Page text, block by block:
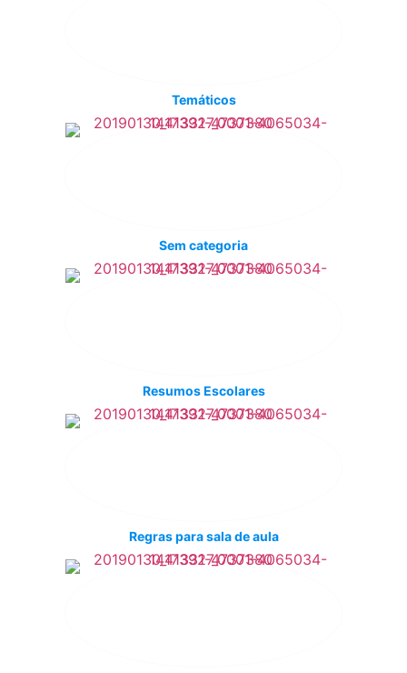
Temáticos
Sem categoria
Resumos Escolares
Regras para sala de aula